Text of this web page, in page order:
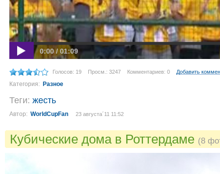
0:00 / 01:09
Голосов: 19 Просм.: 3247 Комментариев: 0 Добавить
Категория: Разное
Теги: жесть
Автор: WorldCupFan 23 августа´11 11:52
Кубические дома в Роттердаме (8